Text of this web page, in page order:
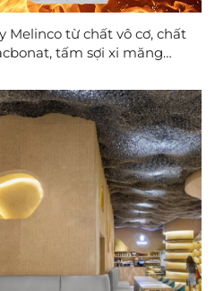
Melinco từ chất vô cơ, chất
tấm sợi xi măng